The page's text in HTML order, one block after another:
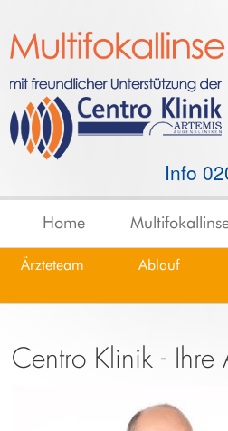
Info
Home
Ärzteteam Ablauf
Centro Klinik -